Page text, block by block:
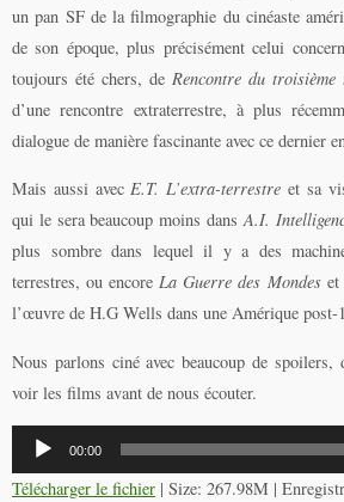
un pan SF de la filmographie du cinéaste
de son époque, plus précisément celui
toujours été chers, de Rencontre du troisième
d’une rencontre extraterrestre, à plus
dialogue de manière fascinante avec ce dernier
Mais aussi avecE.T. L’extra-terrestre et sa
qui le sera beaucoup moins dansA.I.
plus sombre dans lequel il y a des
terrestres, ou encoreLa Guerre des Mondeset
l’œuvre de H.G Wells dans une Amérique post-
Nous parlons cinéavec beaucoup de
voir les films avant de nous écouter.
Lecteur
audio
00:00
Télécharger le fichier | Size: 267.98M |